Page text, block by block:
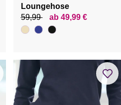
Loungehose
59,99
ab 49,99 €